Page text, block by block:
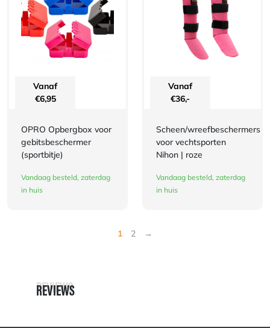
Vanaf
€6,95
OPRO Opbergbox voor
gebitsbeschermer
(sportbitje)
Vandaag besteld, zaterdag
in huis
Vanaf
€36,-
Scheen/wreefbeschermers
voor vechtsporten
Nihon | roze
Vandaag besteld, zaterdag
in huis
1 2 →
REVIEWS
REVIEWS